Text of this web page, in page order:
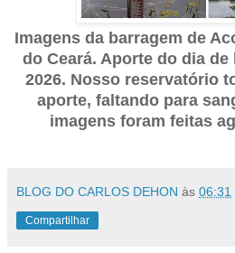
Imagens da barragem de
do Ceará. Aporte do dia de
2026. Nosso reservatório
aporte, faltando para
imagens foram feitas
BLOG DO CARLOS DEHON às 06:31
Compartilhar